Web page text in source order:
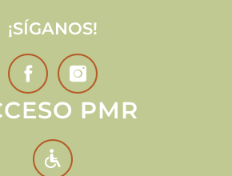
¡SÍGANOS!
PMR